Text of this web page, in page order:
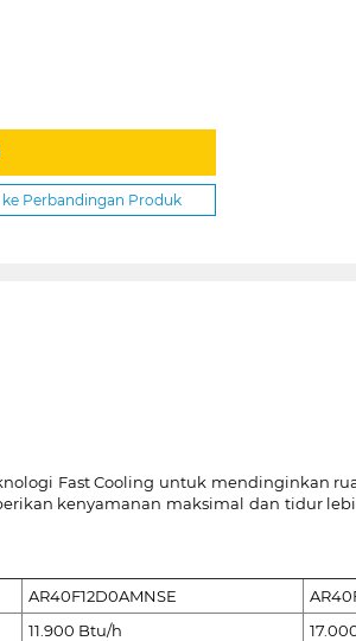
Perbandingan Produk
Fast Cooling untuk mendinginkan
kenyamanan maksimal dan tidur
AR40F12D0AMNSE
11.900 Btu/h